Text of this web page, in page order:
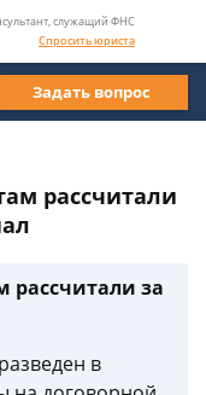
служащий ФНС
Спросить юриста
Задать вопрос
рассчитали
рассчитали за
в